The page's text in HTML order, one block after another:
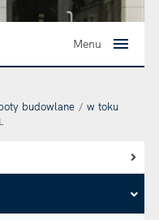
Menu
budowlane w toku